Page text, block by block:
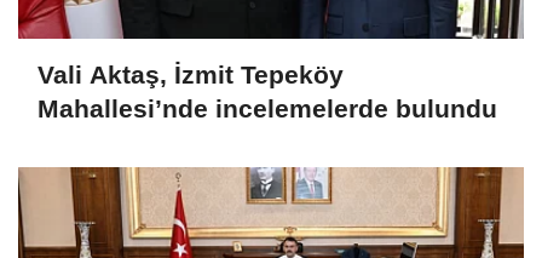
Vali Aktaş, İzmit Tepeköy
Mahallesi’nde incelemelerde bulundu